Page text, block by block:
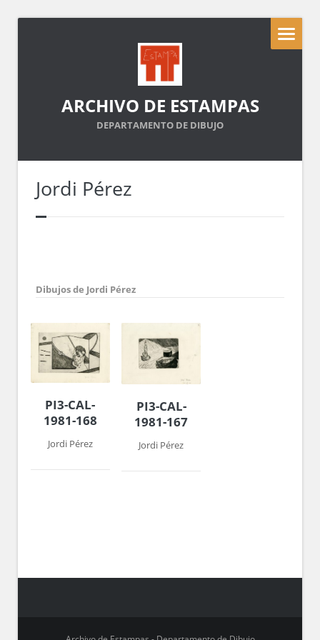
ARCHIVO DE ESTAMPAS
DEPARTAMENTO DE DIBUJO
Jordi Pérez
Dibujos de Jordi Pérez
PI3-CAL-
1981-168
Jordi Pérez
PI3-CAL-
1981-167
Jordi Pérez